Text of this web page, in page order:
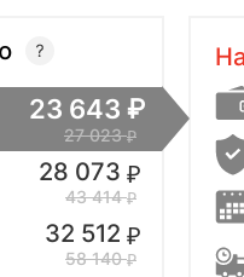
23 643
27 023
28 073
43 414
32 512
58 140